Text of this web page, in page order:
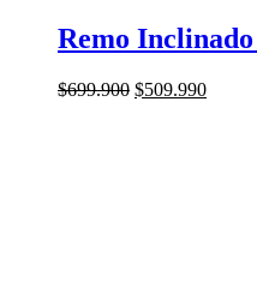
Remo
$699.900 El
$509.990El